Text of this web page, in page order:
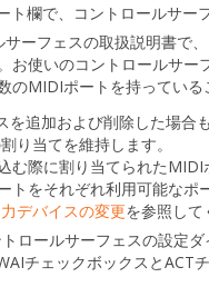
ト欄で、コントロールサー
サーフェスの取扱説明書で
お使いのコントロールサ
のMIDIポートを持ってい
を追加および削除した場合
り当てを維持します。
む際に割り当てられた
トをそれぞれ利用可能なポ
デバイスの変更を参照し
トロールサーフェスの設定
チェックボックスとACT